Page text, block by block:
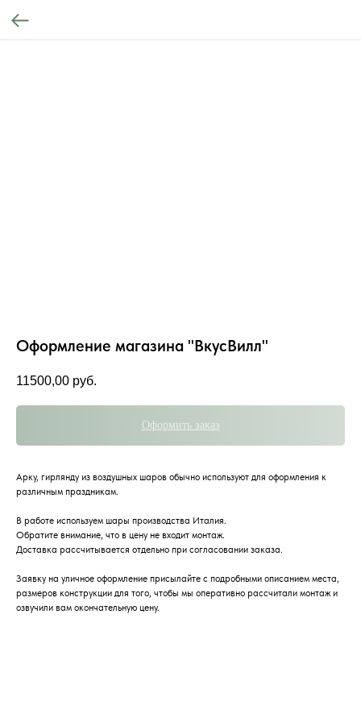
Оформление магазина "ВкусВилл"
11500,00 руб.
Оформить заказ
Арку, гирлянду из воздушных шаров обычно используют для оформления к
различным праздникам.
В работе используем шары производства Италия.
Обратите внимание, что в цену не входит монтаж.
Доставка рассчитывается отдельно при согласовании заказа.
Заявку на уличное оформление присылайте с подробными описанием места,
размеров конструкции для того, чтобы мы оперативно рассчитали монтаж и
озвучили вам окончательную цену.